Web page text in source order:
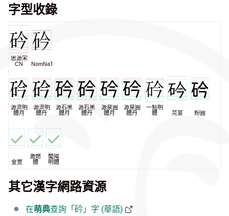
字型收錄
思源宋
CN
NomNaTong
源流明
體月
源流明
體丹
源石黑
體月
源石黑
體丹
源泉圓
體月
源泉圓
體丹
一點明
體
芫荽 粉圓
金萱
激燃
體
蘭陽
明體
其它漢字網路資源
在萌典查詢「砛」字 (華語)